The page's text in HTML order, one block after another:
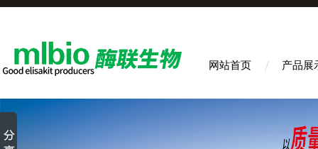
网站首页 产品展